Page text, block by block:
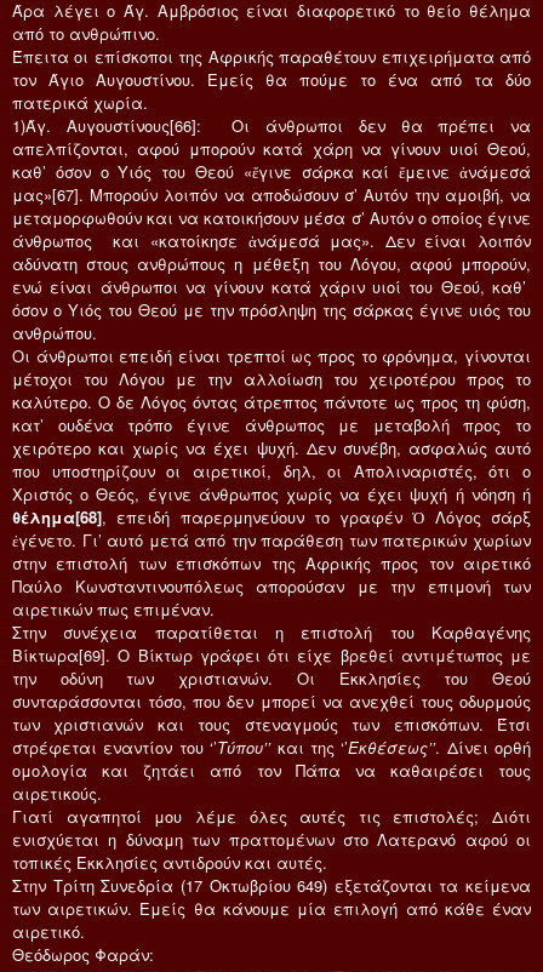
Άρα λέγει ο Άγ. Αμβρόσιος είναι διαφορετικό το θείο θέλημα
από το ανθρώπινο.
Έπειτα οι επίσκοποι της Αφρικής παραθέτουν επιχειρήματα από
τον Άγιο Αυγουστίνου. Εμείς θα πούμε το ένα από τα δύο
πατερικά χωρία.
1)Άγ. Αυγουστίνους[66]: Οι άνθρωποι δεν θα πρέπει να
απελπίζονται, αφού μπορούν κατά χάρη να γίνουν υιοί Θεού,
καθ’ όσον ο Υιός του Θεού «ἔγινε σάρκα καί ἔμεινε ἀνάμεσά
μας»[67]. Μπορούν λοιπόν να αποδώσουν σ’ Αυτόν την αμοιβή, να
μεταμορφωθούν και να κατοικήσουν μέσα σ’ Αυτόν ο οποίος έγινε
άνθρωπος και «κατοίκησε ἀνάμεσά μας». Δεν είναι λοιπόν
αδύνατη στους ανθρώπους η μέθεξη του Λόγου, αφού μπορούν,
ενώ είναι άνθρωποι να γίνουν κατά χάριν υιοί του Θεού, καθ’
όσον ο Υιός του Θεού με την πρόσληψη της σάρκας έγινε υιός του
ανθρώπου.
Οι άνθρωποι επειδή είναι τρεπτοί ως προς το φρόνημα, γίνονται
μέτοχοι του Λόγου με την αλλοίωση του χειροτέρου προς το
καλύτερο. Ο δε Λόγος όντας άτρεπτος πάντοτε ως προς τη φύση,
κατ’ ουδένα τρόπο έγινε άνθρωπος με μεταβολή προς το
χειρότερο και χωρίς να έχει ψυχή. Δεν συνέβη, ασφαλώς αυτό
που υποστηρίζουν οι αιρετικοί, δηλ, οι Απολιναριστές, ότι ο
Χριστός ο Θεός, έγινε άνθρωπος χωρίς να έχει ψυχή ή νόηση ή
θέλημα[68], επειδή παρερμηνεύουν το γραφέν Ὁ Λόγος σάρξ
ἐγένετο. Γι’ αυτό μετά από την παράθεση των πατερικών χωρίων
στην επιστολή των επισκόπων της Αφρικής προς τον αιρετικό
Παύλο Κωνσταντινουπόλεως απορούσαν με την επιμονή των
αιρετικών πως επιμέναν.
Στην συνέχεια παρατίθεται η επιστολή του Καρθαγένης
Βίκτωρα[69]. Ο Βίκτωρ γράφει ότι είχε βρεθεί αντιμέτωπος με
την οδύνη των χριστιανών. Οι Εκκλησίες του Θεού
συνταράσσονται τόσο, που δεν μπορεί να ανεχθεί τους οδυρμούς
των χριστιανών και τους στεναγμούς των επισκόπων. Έτσι
στρέφεται εναντίον του ‘’Τύπου’’και της ‘’Εκθέσεως’’. Δίνει ορθή
ομολογία και ζητάει από τον Πάπα να καθαιρέσει τους
αιρετικούς.
Γιατί αγαπητοί μου λέμε όλες αυτές τις επιστολές; Διότι
ενισχύεται η δύναμη των πραττομένων στο Λατερανό αφού οι
τοπικές Εκκλησίες αντιδρούν και αυτές.
Στην Τρίτη Συνεδρία (17 Οκτωβρίου 649) εξετάζονται τα κείμενα
των αιρετικών. Εμείς θα κάνουμε μία επιλογή από κάθε έναν
αιρετικό.
Θεόδωρος Φαράν: